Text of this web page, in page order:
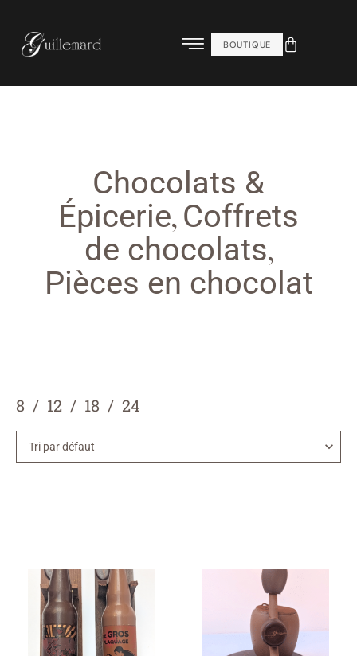
BOUTIQUE
Chocolats &
Épicerie,Coffrets
de chocolats,
Pièces en chocolat
8 12 18 24